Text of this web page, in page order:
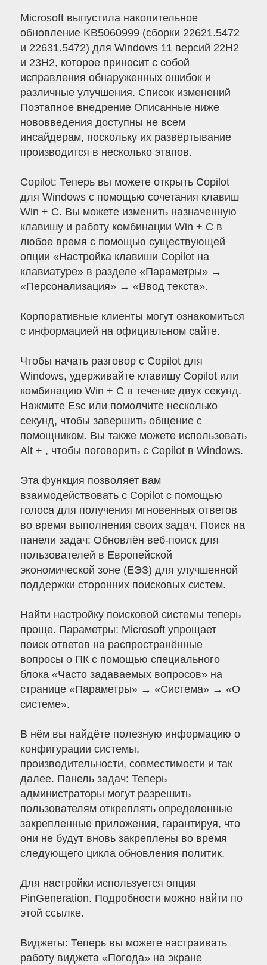
Microsoft выпустила накопительное
обновление KB5060999 (сборки 22621.5472
и 22631.5472) для Windows 11 версий 22H2
и 23H2, которое приносит с собой
исправления обнаруженных ошибок и
различные улучшения. Список изменений
Поэтапное внедрение Описанные ниже
нововведения доступны не всем
инсайдерам, поскольку их развёртывание
производится в несколько этапов.
Copilot: Теперь вы можете открыть Copilot
для Windows с помощью сочетания клавиш
Win + C. Вы можете изменить назначенную
клавишу и работу комбинации Win + C в
любое время с помощью существующей
опции «Настройка клавиши Copilot на
клавиатуре» в разделе «Параметры» →
«Персонализация» → «Ввод текста».
Корпоративные клиенты могут ознакомиться
с информацией на официальном сайте.
Чтобы начать разговор с Copilot для
Windows, удерживайте клавишу Copilot или
комбинацию Win + C в течение двух секунд.
Нажмите Esc или помолчите несколько
секунд, чтобы завершить общение с
помощником. Вы также можете использовать
Alt + , чтобы поговорить с Copilot в Windows.
Эта функция позволяет вам
взаимодействовать с Copilot с помощью
голоса для получения мгновенных ответов
во время выполнения своих задач. Поиск на
панели задач: Обновлён веб-поиск для
пользователей в Европейской
экономической зоне (ЕЭЗ) для улучшенной
поддержки сторонних поисковых систем.
Найти настройку поисковой системы теперь
проще. Параметры: Microsoft упрощает
поиск ответов на распространённые
вопросы о ПК с помощью специального
блока «Часто задаваемых вопросов» на
странице «Параметры» → «Система» → «О
системе».
В нём вы найдёте полезную информацию о
конфигурации системы,
производительности, совместимости и так
далее. Панель задач: Теперь
администраторы могут разрешить
пользователям откреплять определенные
закрепленные приложения, гарантируя, что
они не будут вновь закреплены во время
следующего цикла обновления политик.
Для настройки используется опция
PinGeneration. Подробности можно найти по
этой ссылке.
Виджеты: Теперь вы можете настраивать
работу виджета «Погода» на экране